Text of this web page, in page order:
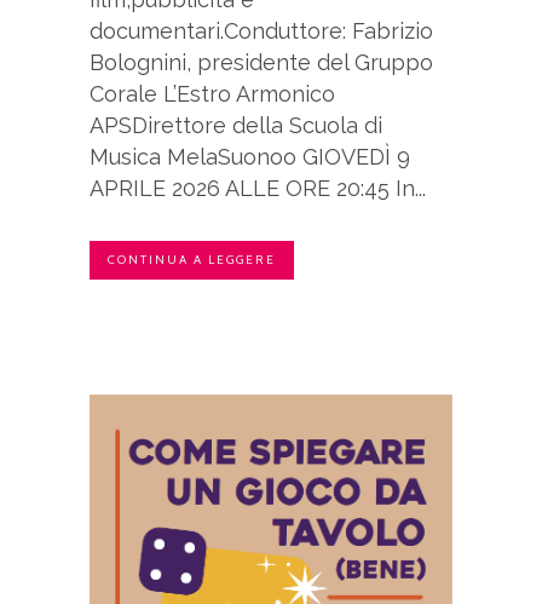
documentari.Conduttore: Fabrizio
Bolognini, presidente del Gruppo
Corale L’Estro Armonico
APSDirettore della Scuola di
Musica MelaSuonoo GIOVEDÌ 9
APRILE 2026 ALLE ORE 20:45 In...
CONTINUA A LEGGERE